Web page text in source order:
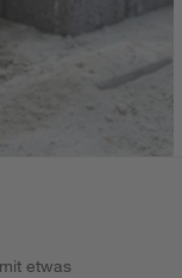
etwas